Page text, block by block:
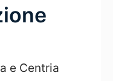
e Centria